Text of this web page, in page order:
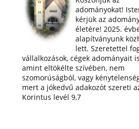
adományokat!
kérjük az
életére! 2025.
alapítványunk
lett. Szeretettel
vállalkozások, cégek adományait
amint eltökélte szívében, nem
szomorúságból, vagy
mert a jókedvű adakozót szereti
Korintus levél 9,7